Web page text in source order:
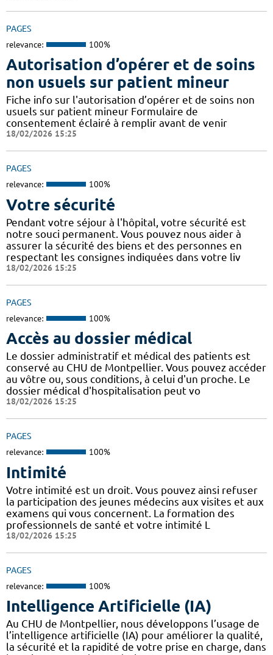
PAGES
relevance: 100%
Autorisation d’opérer et de soins
non usuels sur patient mineur
Fiche info sur l'autorisation d’opérer et de soins non
usuels sur patient mineur Formulaire de
consentement éclairé à remplir avant de venir
18/02/2026 15:25
PAGES
relevance: 100%
Votre sécurité
Pendant votre séjour à l'hôpital, votre sécurité est
notre souci permanent. Vous pouvez nous aider à
assurer la sécurité des biens et des personnes en
respectant les consignes indiquées dans votre liv
18/02/2026 15:25
PAGES
relevance: 100%
Accès au dossier médical
Le dossier administratif et médical des patients est
conservé au CHU de Montpellier. Vous pouvez accéder
au vôtre ou, sous conditions, à celui d'un proche. Le
dossier médical d'hospitalisation peut vo
18/02/2026 15:25
PAGES
relevance: 100%
Intimité
Votre intimité est un droit. Vous pouvez ainsi refuser
la participation des jeunes médecins aux visites et aux
examens qui vous concernent. La formation des
professionnels de santé et votre intimité L
18/02/2026 15:25
PAGES
relevance: 100%
Intelligence Artificielle (IA)
Au CHU de Montpellier, nous développons l’usage de
l’intelligence artificielle (IA) pour améliorer la qualité,
la sécurité et la rapidité de votre prise en charge, dans